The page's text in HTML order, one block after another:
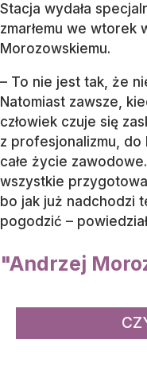
Stacja wydała
zmarłemu we wtorek
Morozowskiemu.
– To nie jest tak, że
Natomiast zawsze,
człowiek czuje się
z profesjonalizmu,
całe życie
wszystkie
bo jak już nadchodzi
pogodzić –
"Andrzej